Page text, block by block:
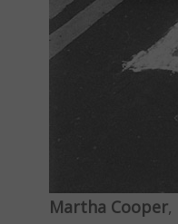
Martha Cooper,